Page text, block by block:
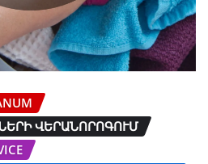
ՎԵՐԱՆՈՐՈԳՈՒՄ